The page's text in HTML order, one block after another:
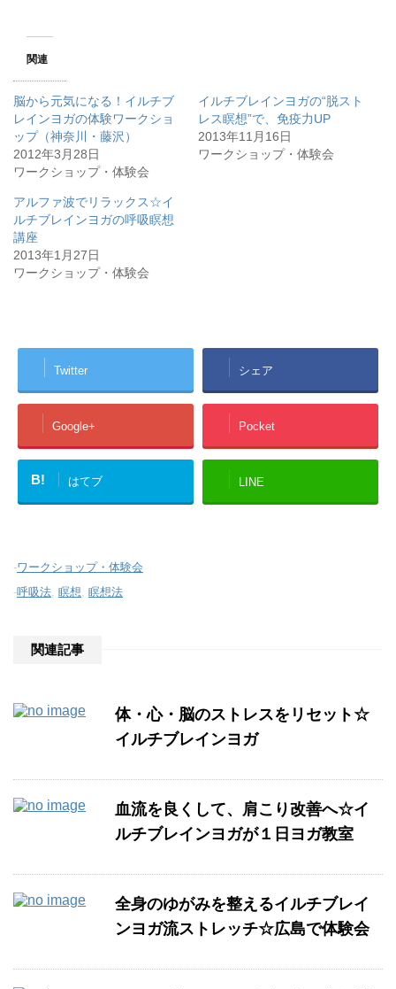
関連
脳から元気になる！イルチブ
レインヨガの体験ワークショ
ップ（神奈川・藤沢）
2012年3月28日
ワークショップ・体験会
イルチブレインヨガの“脱スト
レス瞑想”で、免疫力UP
2013年11月16日
ワークショップ・体験会
アルファ波でリラックス☆イ
ルチブレインヨガの呼吸瞑想
講座
2013年1月27日
ワークショップ・体験会
Twitter シェア
Google+ Pocket
B! はてブ LINE
-ワークショップ・体験会
-呼吸法, 瞑想, 瞑想法
関連記事
体・心・脳のストレスをリセット☆
イルチブレインヨガ
血流を良くして、肩こり改善へ☆イ
ルチブレインヨガが１日ヨガ教室
全身のゆがみを整えるイルチブレイ
ンヨガ流ストレッチ☆広島で体験会